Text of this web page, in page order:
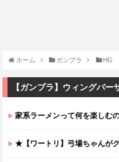
ホーム ガンプラ HG
【ガンプラ】ウィングバ
家系ラーメンって何を楽しむ
★【ワートリ】弓場ちゃんがグラスホッパーでピョンピョン飛